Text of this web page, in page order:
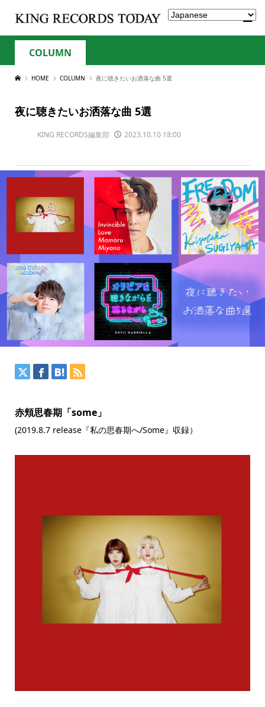
COLUMN
HOME COLUMN 夜に聴きたいお洒落な曲 5選
夜に聴きたいお洒落な曲 5選
KING RECORDS編集部 2023.10.10 18:00
赤頬思春期「some」
(2019.8.7 release『私の思春期へ/Some』収録）